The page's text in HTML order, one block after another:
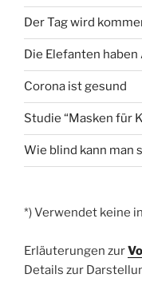
Der Tag wird
Die Elefanten haben
Corona ist gesund
Studie “Masken für
Wie blind kann man
*) Verwendet keine
Erläuterungen zur
Details zur